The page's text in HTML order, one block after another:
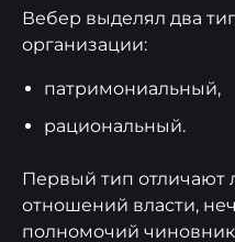
Вебер выделял два
организации:
патримониальный,
рациональный.
Первый тип отличают
отношений власти,
полномочий